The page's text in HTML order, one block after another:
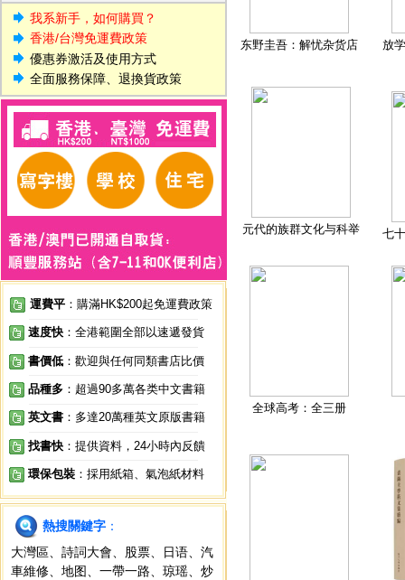
我系新手，如何購買？
香港/台灣免運費政策
優惠券激活及使用方式
全面服務保障、退換貨政策
運費平 ：購滿HK$200起免運費政策
速度快 ：全港範圍全部以速遞發貨
書價低 ：歡迎與任何同類書店比價
品種多 ：超過90多萬各类中文書籍
英文書 ：多達20萬種英文原版書籍
找書快 ：提供資料，24小時內反饋
環保包裝 ：採用紙箱、氣泡紙材料
熱搜關鍵字 ：
大灣區
詩詞大會 股票 日语
汽
車維修
地图 一帶一路 琼瑶
炒
东野圭吾：解忧杂货店 放
元代的族群文化与科举 七
全球高考：全三册